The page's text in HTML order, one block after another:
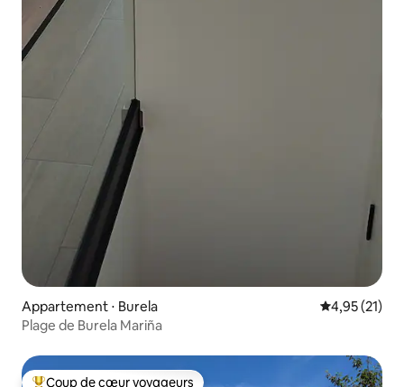
Appartement ⋅ Burela Évaluation
4,95 (21)
Plage de Burela Mariña
Coup de cœur voyageurs